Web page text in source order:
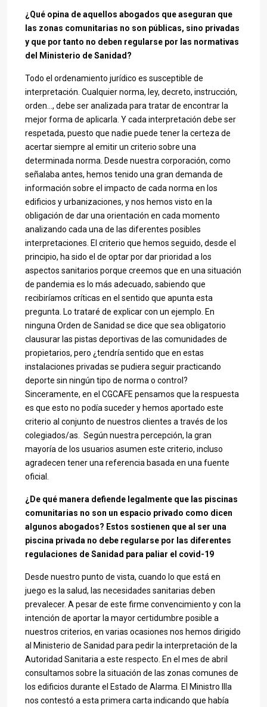
¿Qué opina de aquellos abogados que aseguran que
las zonas comunitarias no son públicas, sino privadas
y que por tanto no deben regularse por las normativas
del Ministerio de Sanidad?
Todo el ordenamiento jurídico es susceptible de
interpretación. Cualquier norma, ley, decreto, instrucción,
orden…, debe ser analizada para tratar de encontrar la
mejor forma de aplicarla. Y cada interpretación debe ser
respetada, puesto que nadie puede tener la certeza de
acertar siempre al emitir un criterio sobre una
determinada norma. Desde nuestra corporación, como
señalaba antes, hemos tenido una gran demanda de
información sobre el impacto de cada norma en los
edificios y urbanizaciones, y nos hemos visto en la
obligación de dar una orientación en cada momento
analizando cada una de las diferentes posibles
interpretaciones. El criterio que hemos seguido, desde el
principio, ha sido el de optar por dar prioridad a los
aspectos sanitarios porque creemos que en una situación
de pandemia es lo más adecuado, sabiendo que
recibiríamos críticas en el sentido que apunta esta
pregunta. Lo trataré de explicar con un ejemplo. En
ninguna Orden de Sanidad se dice que sea obligatorio
clausurar las pistas deportivas de las comunidades de
propietarios, pero ¿tendría sentido que en estas
instalaciones privadas se pudiera seguir practicando
deporte sin ningún tipo de norma o control?
Sinceramente, en el CGCAFE pensamos que la respuesta
es que esto no podía suceder y hemos aportado este
criterio al conjunto de nuestros clientes a través de los
colegiados/as. Según nuestra percepción, la gran
mayoría de los usuarios asumen este criterio, incluso
agradecen tener una referencia basada en una fuente
oficial.
¿De qué manera defiende legalmente que las piscinas
comunitarias no son un espacio privado como dicen
algunos abogados? Estos sostienen que al ser una
piscina privada no debe regularse por las diferentes
regulaciones de Sanidad para paliar el covid-19
Desde nuestro punto de vista, cuando lo que está en
juego es la salud, las necesidades sanitarias deben
prevalecer. A pesar de este firme convencimiento y con la
intención de aportar la mayor certidumbre posible a
nuestros criterios, en varias ocasiones nos hemos dirigido
al Ministerio de Sanidad para pedir la interpretación de la
Autoridad Sanitaria a este respecto. En el mes de abril
consultamos sobre la situación de las zonas comunes de
los edificios durante el Estado de Alarma. El Ministro Illa
nos contestó a esta primera carta indicando que había